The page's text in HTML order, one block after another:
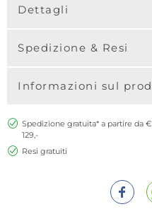
Dettagli
Spedizione & Resi
Informazioni sul
Spedizione gratuita* a partire da €
129,-
Resi gratuiti